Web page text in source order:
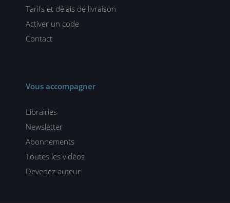
Tarifs et délais de livraison
Activer un code
Contact
Vous accompagner
Librairies
Newsletter
Abonnements
Toutes les vidéos
Devenez auteur